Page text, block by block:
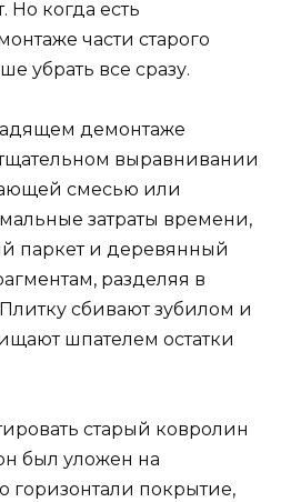
Но когда есть
части старого
убрать все сразу.
демонтаже
выравнивании
смесью или
затраты времени,
паркет и деревянный
разделяя в
сбивают зубилом и
шпателем остатки
старый ковролин
был уложен на
горизонтали покрытие,